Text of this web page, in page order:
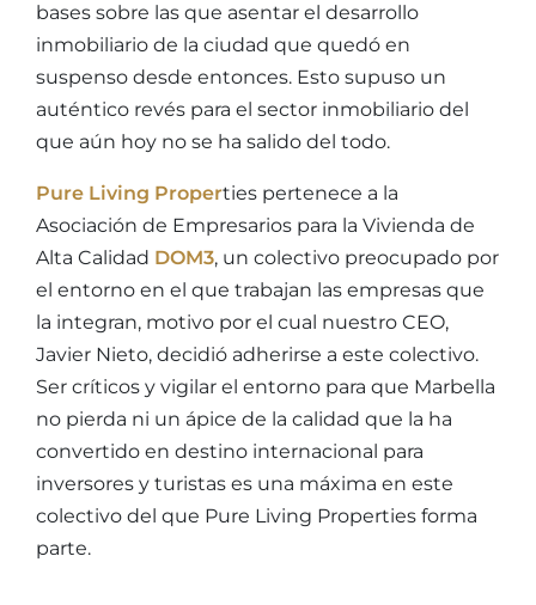
bases sobre las que asentar el desarrollo
inmobiliario de la ciudad que quedó en
suspenso desde entonces. Esto supuso un
auténtico revés para el sector inmobiliario del
que aún hoy no se ha salido del todo.
Pure Living Properties pertenece a la
Asociación de Empresarios para la Vivienda de
Alta Calidad DOM3, un colectivo preocupado por
el entorno en el que trabajan las empresas que
la integran, motivo por el cual nuestro CEO,
Javier Nieto, decidió adherirse a este colectivo.
Ser críticos y vigilar el entorno para que Marbella
no pierda ni un ápice de la calidad que la ha
convertido en destino internacional para
inversores y turistas es una máxima en este
colectivo del que Pure Living Properties forma
parte.